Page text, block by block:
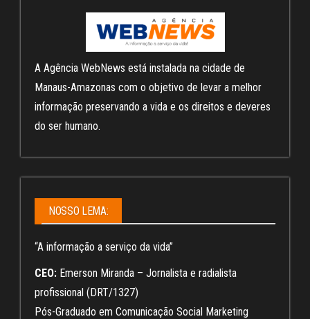
A Agência WebNews está instalada na cidade de
Manaus-Amazonas com o objetivo de levar a melhor
informação preservando a vida e os direitos e deveres
do ser humano.
NOSSO LEMA:
“A informação a serviço da vida”
CEO: Emerson Miranda – Jornalista e radialista
profissional (DRT/1327)
Pós-Graduado em Comunicação Social Marketing